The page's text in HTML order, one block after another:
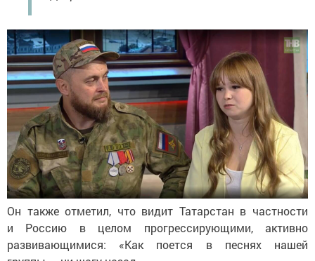
Он также отметил, что видит Татарстан в частности
и Россию в целом прогрессирующими, активно
развивающимися: «Как поется в песнях нашей